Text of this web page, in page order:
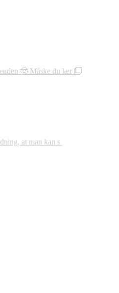
🤠 Måske du lær
at man kan s